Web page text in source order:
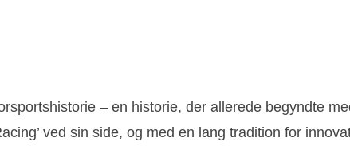
– en historie, der allerede begyndte
ved sin side, og med en lang tradition for